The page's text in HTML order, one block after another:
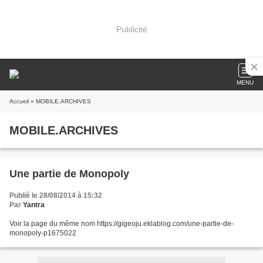
Publicité
MENU
Accueil » MOBILE.ARCHIVES
MOBILE.ARCHIVES
Une partie de Monopoly
Publié le 28/08/2014 à 15:32
Par Yantra
Voir la page du même nom https://gigeoju.eklablog.com/une-partie-de-
monopoly-p1675022